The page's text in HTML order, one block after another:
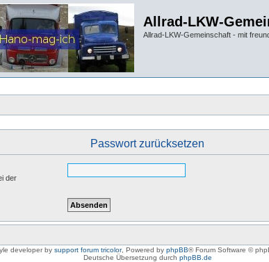
Allrad-LKW-
Allrad-LKW-Gemeinschaft - mit
Passwort zurücksetzen
der
developer by support forum tricolor, Powered by phpBB® Forum Software ©
Deutsche Übersetzung durch phpBB.de